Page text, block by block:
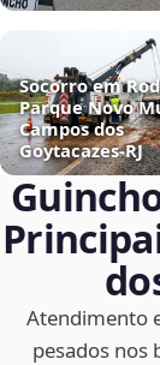
Socorro em
Parque Novo
Campos dos
Goytacazes‑RJ
Atendimento
pesados nos